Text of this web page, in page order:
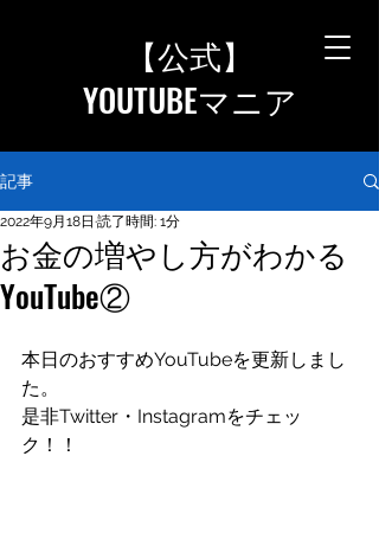
【公式】
YOUTUBEマニア
記事
お金の増やし方がわかる
YouTube②
2022年9月18日 読了時間: 1分
本日のおすすめYouTubeを更新しまし
た。
是非Twitter・Instagramをチェッ
ク！！